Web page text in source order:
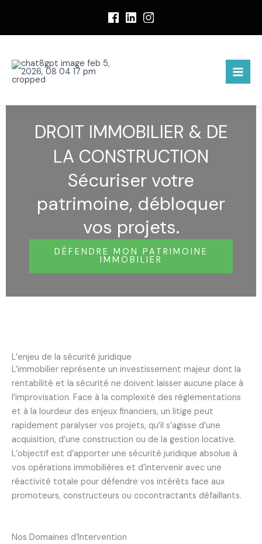
l
DROIT IMMOBILIER & DE
LA CONSTRUCTION
Sécuriser votre
patrimoine, débloquer
vos projets.
DÉFENDRE MON PATRIMOINE
IMMOBILIER
L’enjeu de la sécurité juridique
L’immobilier représente un investissement majeur dont la
rentabilité et la sécurité ne doivent laisser aucune place à
l’improvisation. Face à la complexité des réglementations
et à la lourdeur des enjeux financiers, un litige peut
rapidement paralyser vos projets, qu’il s’agisse d’une
acquisition, d’une construction ou de la gestion locative.
L’objectif est d’apporter une sécurité juridique absolue à
vos opérations immobilières et d’intervenir avec une
réactivité totale pour défendre vos intérêts face aux
promoteurs, constructeurs ou cocontractants défaillants.
Nos Domaines d’Intervention